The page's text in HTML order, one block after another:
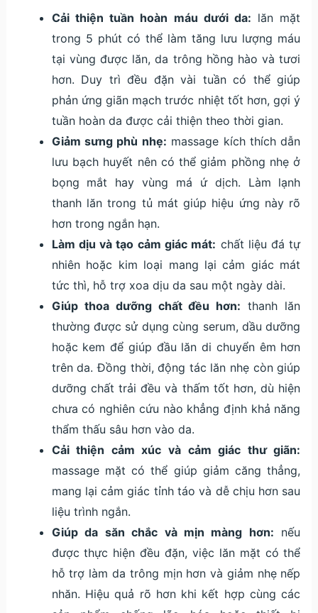
Cải thiện tuần hoàn máu dưới da: lăn mặt
trong 5 phút có thể làm tăng lưu lượng máu
tại vùng được lăn, da trông hồng hào và tươi
hơn. Duy trì đều đặn vài tuần có thể giúp
phản ứng giãn mạch trước nhiệt tốt hơn, gợi ý
tuần hoàn da được cải thiện theo thời gian.
Giảm sưng phù nhẹ: massage kích thích dẫn
lưu bạch huyết nên có thể giảm phồng nhẹ ở
bọng mắt hay vùng má ứ dịch. Làm lạnh
thanh lăn trong tủ mát giúp hiệu ứng này rõ
hơn trong ngắn hạn.
Làm dịu và tạo cảm giác mát: chất liệu đá tự
nhiên hoặc kim loại mang lại cảm giác mát
tức thì, hỗ trợ xoa dịu da sau một ngày dài.
Giúp thoa dưỡng chất đều hơn: thanh lăn
thường được sử dụng cùng serum, dầu dưỡng
hoặc kem để giúp đầu lăn di chuyển êm hơn
trên da. Đồng thời, động tác lăn nhẹ còn giúp
dưỡng chất trải đều và thấm tốt hơn, dù hiện
chưa có nghiên cứu nào khẳng định khả năng
thẩm thấu sâu hơn vào da.
Cải thiện cảm xúc và cảm giác thư giãn:
massage mặt có thể giúp giảm căng thẳng,
mang lại cảm giác tỉnh táo và dễ chịu hơn sau
liệu trình ngắn.
Giúp da săn chắc và mịn màng hơn: nếu
được thực hiện đều đặn, việc lăn mặt có thể
hỗ trợ làm da trông mịn hơn và giảm nhẹ nếp
nhăn. Hiệu quả rõ hơn khi kết hợp cùng các